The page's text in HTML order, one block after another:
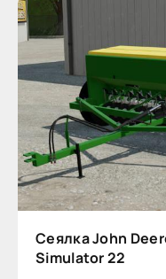
Сеялка John
Simulator 22